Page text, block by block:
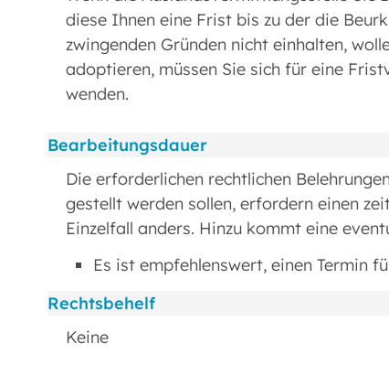
diese Ihnen eine Frist bis zu der die
zwingenden Gründen nicht einhalten,
adoptieren, müssen Sie sich für eine
wenden.
Bearbeitungsdauer
Die erforderlichen rechtlichen
gestellt werden sollen, erfordern einen
Einzelfall anders. Hinzu kommt eine
Es ist empfehlenswert, einen Termin
Rechtsbehelf
Keine